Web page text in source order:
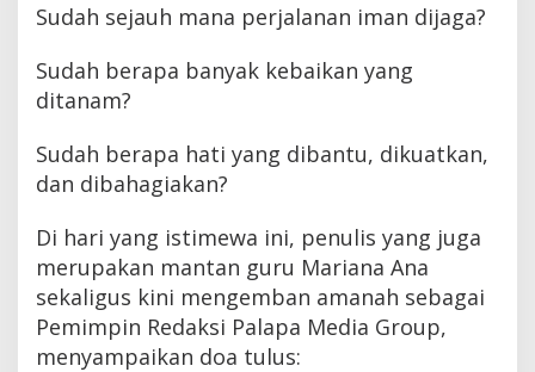
Sudah sejauh mana perjalanan iman dijaga?
Sudah berapa banyak kebaikan yang
ditanam?
Sudah berapa hati yang dibantu, dikuatkan,
dan dibahagiakan?
Di hari yang istimewa ini, penulis yang juga
merupakan mantan guru Mariana Ana
sekaligus kini mengemban amanah sebagai
Pemimpin Redaksi Palapa Media Group,
menyampaikan doa tulus: